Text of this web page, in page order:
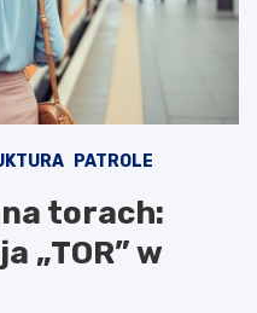
PATROLE
torach:
„TOR” w